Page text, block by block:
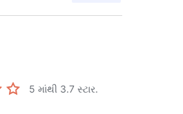
5 માંથી 3.7 સ્ટાર.